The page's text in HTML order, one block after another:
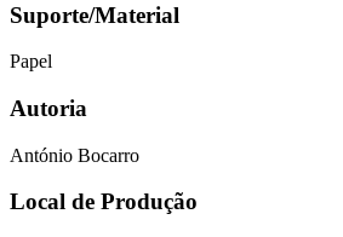
Suporte/Material
Papel
Autoria
António Bocarro
Local de Produção